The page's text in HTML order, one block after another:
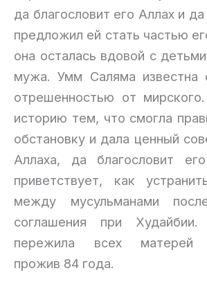
да благословит его Аллах и
предложил ей стать частью
она осталась вдовой с
мужа. Умм Саляма известна
отрешенностью от
историю тем, что смогла
обстановку и дала ценный
Аллаха, да благословит
приветствует, как
между мусульманами
соглашения при
пережила всех матерей
прожив 84 года.